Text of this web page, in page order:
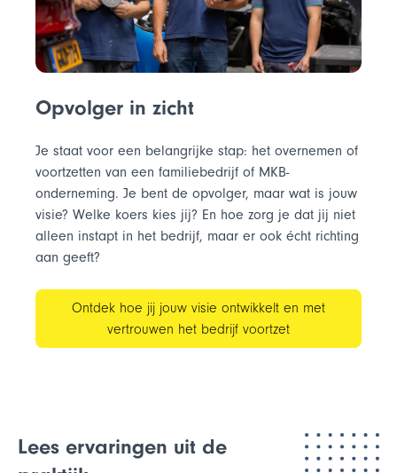
Opvolger in zicht
Je staat voor een belangrijke stap: het overnemen of
voortzetten van een familiebedrijf of MKB-
onderneming. Je bent de opvolger, maar wat is jouw
visie? Welke koers kies jij? En hoe zorg je dat jij niet
alleen instapt in het bedrijf, maar er ook écht richting
aan geeft?
Ontdek hoe jij jouw visie ontwikkelt en met
vertrouwen het bedrijf voortzet
Lees ervaringen uit de